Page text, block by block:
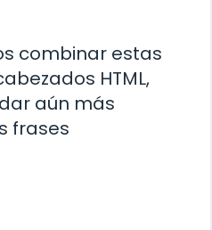
combinar estas
HTML,
aún más
frases